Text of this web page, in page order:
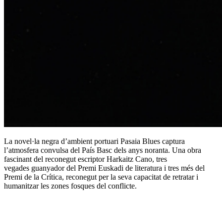
La novel·la negra d’ambient portuari Pasaia Blues captura
l’atmosfera convulsa del País Basc dels anys noranta. Una obra
fascinant del reconegut escriptor Harkaitz Cano, tres
vegades guanyador del Premi Euskadi de literatura i tres més del
Premi de la Crítica, reconegut per la seva capacitat de retratar i
humanitzar les zones fosques del conflicte.